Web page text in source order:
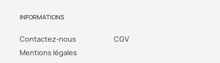
INFORMATIONS
Contactez-nous
Mentions légales
CGV